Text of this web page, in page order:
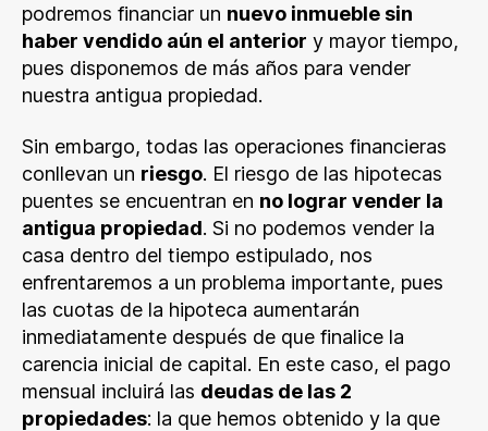
podremos financiar un nuevo inmueble sin
haber vendido aún el anterior y mayor tiempo,
pues disponemos de más años para vender
nuestra antigua propiedad.
Sin embargo, todas las operaciones financieras
conllevan un riesgo. El riesgo de las hipotecas
puentes se encuentran en no lograr vender la
antigua propiedad. Si no podemos vender la
casa dentro del tiempo estipulado, nos
enfrentaremos a un problema importante, pues
las cuotas de la hipoteca aumentarán
inmediatamente después de que finalice la
carencia inicial de capital. En este caso, el pago
mensual incluirá las deudas de las 2
propiedades: la que hemos obtenido y la que